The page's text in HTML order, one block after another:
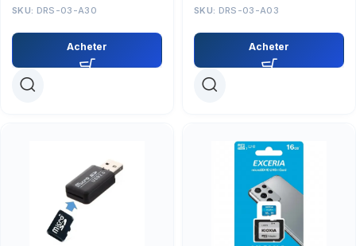
SKU: DRS-03-A30
Acheter
SKU: DRS-03-A03
Acheter